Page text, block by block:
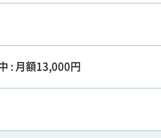
: 月額13,000円